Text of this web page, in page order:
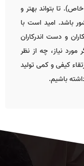
تا بتواند بهتر و
باشد. امید است با
و دست اندرکاران
نیاز، چه از نظر
کیفی و کمی تولید
باشیم.